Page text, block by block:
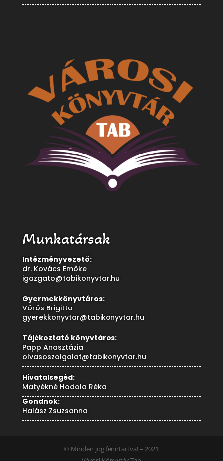
Munkatársak
Intézményvezető:
dr. Kovács Emőke
igazgato@tabikonyvtar.hu
Gyermekkönyvtáros:
Vörös Brigitta
gyerekkonyvtar@tabikonyvtar.hu
Tájékoztató könyvtáros:
Papp Anasztázia
olvasoszolgalat@tabikonyvtar.hu
Hivatalsegéd:
Matyékné Hodola Réka
Gondnok:
Halász Zsuzsanna
© Minden jog fenntartva! – 2021